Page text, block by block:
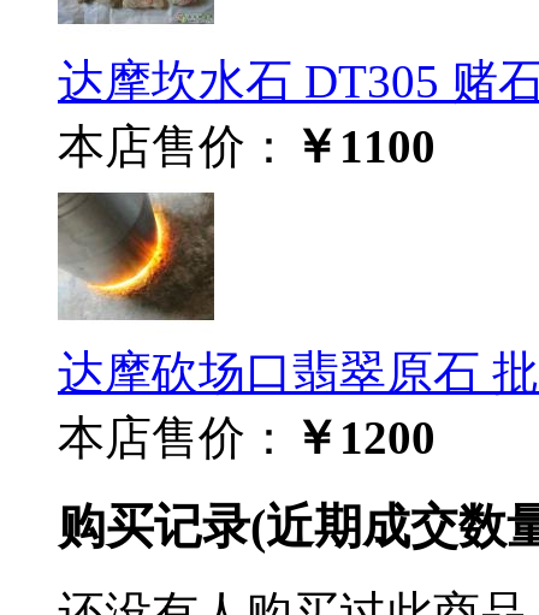
达摩坎水石 DT305 赌
本店售价：
￥1100
达摩砍场口翡翠原石
本店售价：
￥1200
购买记录(近期成交数